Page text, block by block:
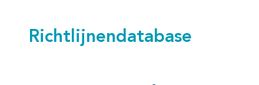
Richtlijnendatabase